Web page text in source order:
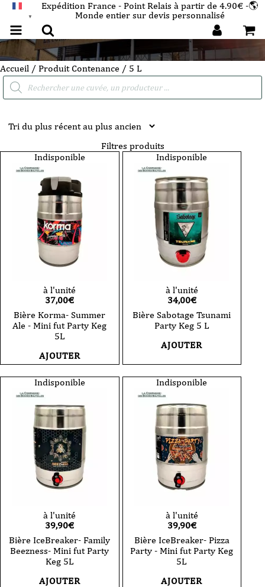
▼
Expédition France - Point Relais à partir de 4.90€ -🌎
Monde entier sur devis personnalisé
5 L
Accueil / Produit Contenance / 5 L
Recherche
Filtres produits
Indisponible
à l'unité
37,00€
Bière Korma- Summer
Ale - Mini fut Party Keg
5L
AJOUTER
Indisponible
à l'unité
34,00€
Bière Sabotage Tsunami
Party Keg 5 L
AJOUTER
Indisponible
à l'unité
39,90€
Bière IceBreaker- Family
Beezness- Mini fut Party
Keg 5L
AJOUTER
Indisponible
à l'unité
39,90€
Bière IceBreaker- Pizza
Party - Mini fut Party Keg
5L
AJOUTER